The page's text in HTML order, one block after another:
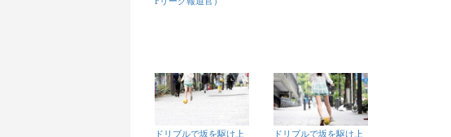
ドリブルで坂を駆け上
ドリブルで坂を駆け上